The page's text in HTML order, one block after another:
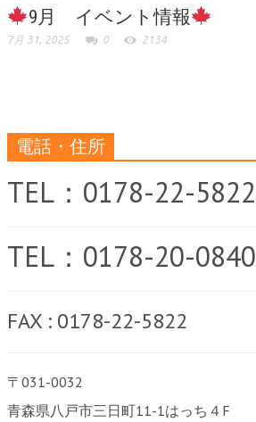
9月 イベント情報
7月 31, 2025 0 2134
電話・住所
TEL：0178-22-5822
TEL：0178-20-0840
FAX : 0178-22-5822
〒031-0032
青森県八戸市三日町11-1はっち４F